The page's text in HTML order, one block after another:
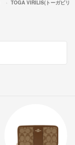
TOGA VIRILIS(トーガビリ